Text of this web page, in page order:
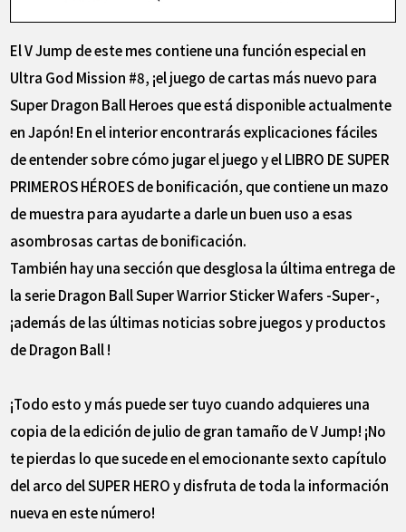
El V Jump de este mes contiene una función especial en
Ultra God Mission #8, ¡el juego de cartas más nuevo para
Super Dragon Ball Heroes que está disponible actualmente
en Japón! En el interior encontrarás explicaciones fáciles
de entender sobre cómo jugar el juego y el LIBRO DE SUPER
PRIMEROS HÉROES de bonificación, que contiene un mazo
de muestra para ayudarte a darle un buen uso a esas
asombrosas cartas de bonificación.
También hay una sección que desglosa la última entrega de
la serie Dragon Ball Super Warrior Sticker Wafers -Super-,
¡además de las últimas noticias sobre juegos y productos
de Dragon Ball !
¡Todo esto y más puede ser tuyo cuando adquieres una
copia de la edición de julio de gran tamaño de V Jump! ¡No
te pierdas lo que sucede en el emocionante sexto capítulo
del arco del SUPER HERO y disfruta de toda la información
nueva en este número!